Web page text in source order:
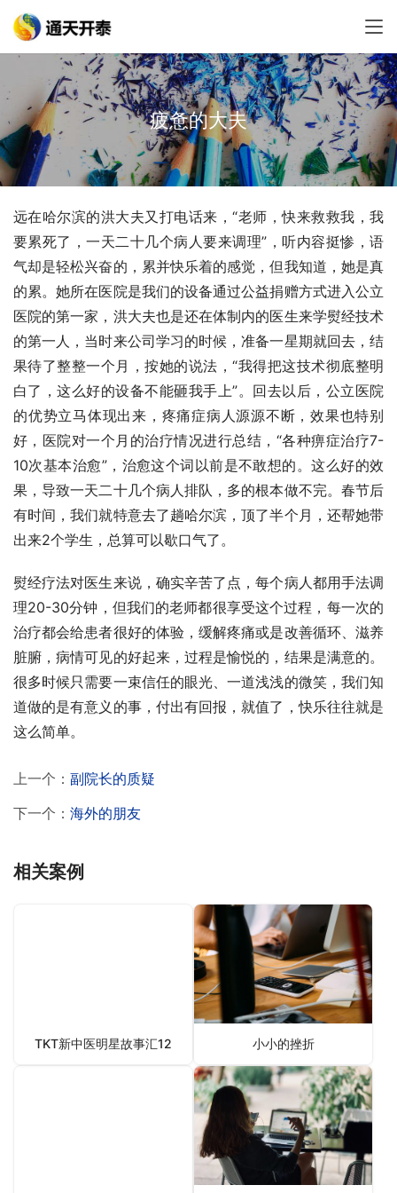
疲惫的大夫
远在哈尔滨的洪大夫又打电话来，“老师，快来救救我，我
要累死了，一天二十几个病人要来调理”，听内容挺惨，语
气却是轻松兴奋的，累并快乐着的感觉，但我知道，她是真
的累。她所在医院是我们的设备通过公益捐赠方式进入公立
医院的第一家，洪大夫也是还在体制内的医生来学熨经技术
的第一人，当时来公司学习的时候，准备一星期就回去，结
果待了整整一个月，按她的说法，“我得把这技术彻底整明
白了，这么好的设备不能砸我手上”。回去以后，公立医院
的优势立马体现出来，疼痛症病人源源不断，效果也特别
好，医院对一个月的治疗情况进行总结，“各种痹症治疗7-
10次基本治愈”，治愈这个词以前是不敢想的。这么好的效
果，导致一天二十几个病人排队，多的根本做不完。春节后
有时间，我们就特意去了趟哈尔滨，顶了半个月，还帮她带
出来2个学生，总算可以歇口气了。
熨经疗法对医生来说，确实辛苦了点，每个病人都用手法调
理20-30分钟，但我们的老师都很享受这个过程，每一次的
治疗都会给患者很好的体验，缓解疼痛或是改善循环、滋养
脏腑，病情可见的好起来，过程是愉悦的，结果是满意的。
很多时候只需要一束信任的眼光、一道浅浅的微笑，我们知
道做的是有意义的事，付出有回报，就值了，快乐往往就是
这么简单。
上一个： 副院长的质疑
下一个： 海外的朋友
相关案例
TKT新中医明星故事汇12 小小的挫折